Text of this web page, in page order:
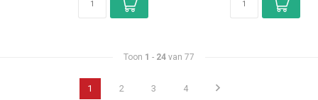
Toon 1 - 24 van 77
1 2 3 4